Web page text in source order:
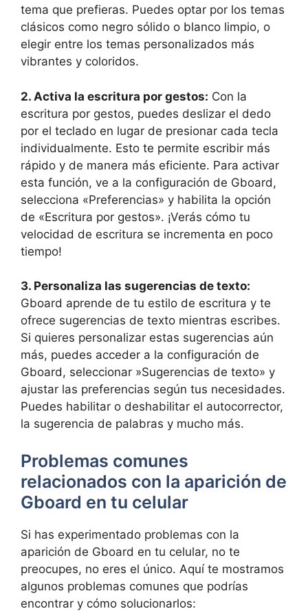
tema que prefieras. Puedes optar ⁣por los temas
clásicos ⁢como negro sólido o blanco limpio, ​o
‌elegir entre los temas personalizados ⁣más⁤
vibrantes y coloridos.
2. Activa la ​escritura⁢ por‌ gestos: Con la‌
escritura por⁣ gestos, puedes ‌deslizar ‌el ​dedo
por el teclado en lugar de presionar cada tecla
individualmente. Esto te permite escribir más ​
rápido ‍y de‌ manera⁤ más eficiente. ⁤Para activar
esta⁤ función, ve a la ​configuración de ‌Gboard,
selecciona​ «Preferencias»‌ y habilita la opción
de‌ «Escritura por gestos». ⁤¡Verás⁤ cómo‌ tu
velocidad de escritura​ se incrementa en poco
tiempo!
3. Personaliza las sugerencias ​de texto:
Gboard aprende de⁣ tu estilo de escritura y te
ofrece sugerencias⁣ de texto ⁣mientras escribes.
Si​ quieres personalizar estas ⁢sugerencias aún‍
más, puedes acceder a la configuración de
Gboard, ​seleccionar ⁢»Sugerencias⁢ de texto» y⁤
ajustar las preferencias según tus necesidades.
Puedes ⁣habilitar o deshabilitar el autocorrector,
la ⁤sugerencia de palabras y ‍mucho más.
Problemas comunes
relacionados con‌ la aparición de
Gboard en tu⁢ celular
Si has experimentado problemas ⁢con la
⁣aparición⁢ de Gboard​ en tu ⁢celular, no⁢ te
‌preocupes, no eres el único. ​Aquí‍ te mostramos
algunos ⁤problemas comunes que ‍podrías
encontrar ⁢y ​cómo ⁣solucionarlos: